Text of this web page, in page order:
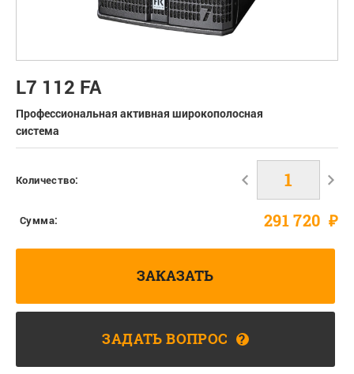
L7 112 FA
Профессиональная активная широкополосная
система
Количество:
Сумма: 291 720 ₽
ЗАКАЗАТЬ
ЗАДАТЬ ВОПРОС ?